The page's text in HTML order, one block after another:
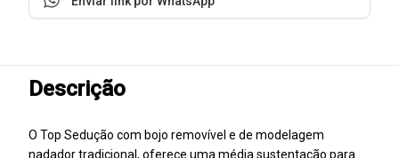
Descrição
O Top Sedução com bojo removível e de modelagem
nadador tradicional, oferece uma média sustentação para